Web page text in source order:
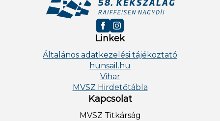
Linkek
Általános adatkezelési tájékoztató
hunsail.hu
Vihar
MVSZ Hirdetőtábla
Kapcsolat
MVSZ Titkárság